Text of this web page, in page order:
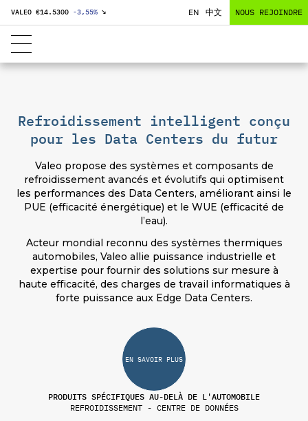
VALEO €14.5300 -3,55% ↘ EN 中文 NOUS REJOINDRE
PRODUITS SPÉCIFIQUES AU-DELÀ DE L'AUTOMOBILE
REFROIDISSEMENT - CENTRE DE DONNÉES
Refroidissement intelligent conçu
pour les Data Centers du futur
Valeo propose des systèmes et composants de
refroidissement avancés et évolutifs qui optimisent
les performances des Data Centers, améliorant ainsi le
PUE (efficacité énergétique) et le WUE (efficacité de
l’eau).
Acteur mondial reconnu des systèmes thermiques
automobiles, Valeo allie puissance industrielle et
expertise pour fournir des solutions sur mesure à
haute efficacité, des charges de travail informatiques à
forte puissance aux Edge Data Centers.
EN SAVOIR PLUS